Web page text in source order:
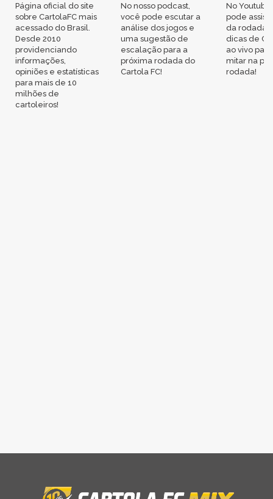
Página oficial do site
sobre CartolaFC mais
acessado do Brasil.
Desde 2010
providenciando
informações,
opiniões e estatísticas
para mais de 10
milhões de
cartoleiros!
No nosso podcast,
você pode escutar a
análise dos jogos e
uma sugestão de
escalação para a
próxima rodada do
Cartola FC!
No
pode
da rodada,
dicas de
ao vivo
mitar na
rodada!